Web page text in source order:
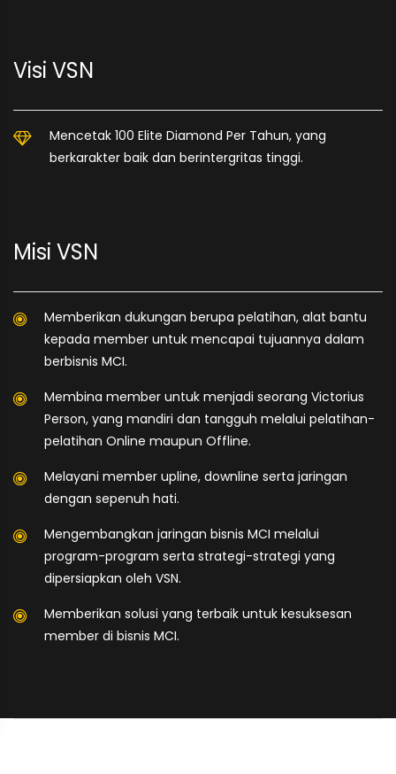
Visi VSN
Mencetak 100 Elite Diamond Per Tahun, yang
berkarakter baik dan berintergritas tinggi.
Misi VSN
Memberikan dukungan berupa pelatihan, alat bantu
kepada member untuk mencapai tujuannya dalam
berbisnis MCI.
Membina member untuk menjadi seorang Victorius
Person, yang mandiri dan tangguh melalui pelatihan-
pelatihan Online maupun Offline.
Melayani member upline, downline serta jaringan
dengan sepenuh hati.
Mengembangkan jaringan bisnis MCI melalui
program-program serta strategi-strategi yang
dipersiapkan oleh VSN.
Memberikan solusi yang terbaik untuk kesuksesan
member di bisnis MCI.